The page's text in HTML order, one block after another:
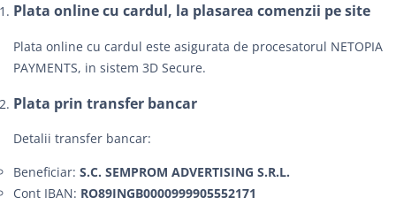
Plata online cu cardul, la plasarea comenzii pe site
Plata online cu cardul este asigurata de procesatorul NETOPIA
PAYMENTS, in sistem 3D Secure.
Plata prin transfer bancar
Detalii transfer bancar:
Beneficiar: S.C. SEMPROM ADVERTISING S.R.L.
Cont IBAN: RO89INGB0000999905552171